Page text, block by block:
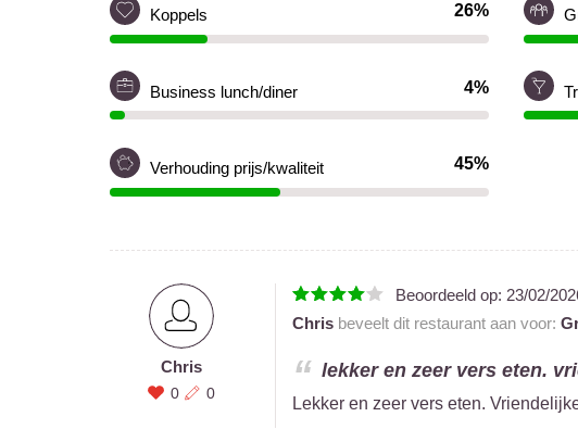
Koppels 26%
Business lunch/diner 4%
Verhouding prijs/kwaliteit 45%
Chris
0 0
Beoordeeld op: 23/02/
Chrisbeveelt dit restaurant aan voor:
lekker en zeer vers eten.
Lekker en zeer vers eten.